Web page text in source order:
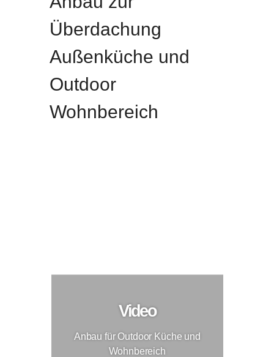
Überdachung
Außenküche und
Outdoor
Wohnbereich
Video
Anbau für Outdoor Küche und
Wohnbereich